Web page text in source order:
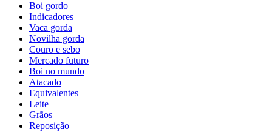
Boi gordo
Indicadores
Vaca gorda
Novilha gorda
Couro e sebo
Mercado futuro
Boi no mundo
Atacado
Equivalentes
Leite
Grãos
Reposição